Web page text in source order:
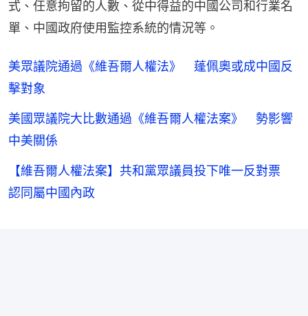
式、任意拘留的人數、從中得益的中國公司和行業名
單、中國政府使用監控系統的情況等。
美眾議院通過《維吾爾人權法》 蓬佩奧或成中國反
擊對象
美國眾議院大比數通過《維吾爾人權法案》 勢影響
中美關係
【維吾爾人權法案】共和黨眾議員投下唯一反對票
認同屬中國內政